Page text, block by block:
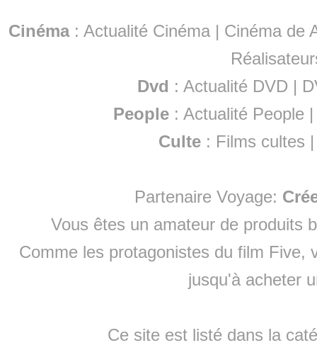
Cinéma: Actualité Cinéma | Cinéma de
Dvd : Actualité DVD |
People :Actualité People
Culte : Films cultes
Partenaire Voyage:
Vous êtes un amateur de produits
Comme les protagonistes du film Five,
jusqu'à acheter
Ce site est listé dans la